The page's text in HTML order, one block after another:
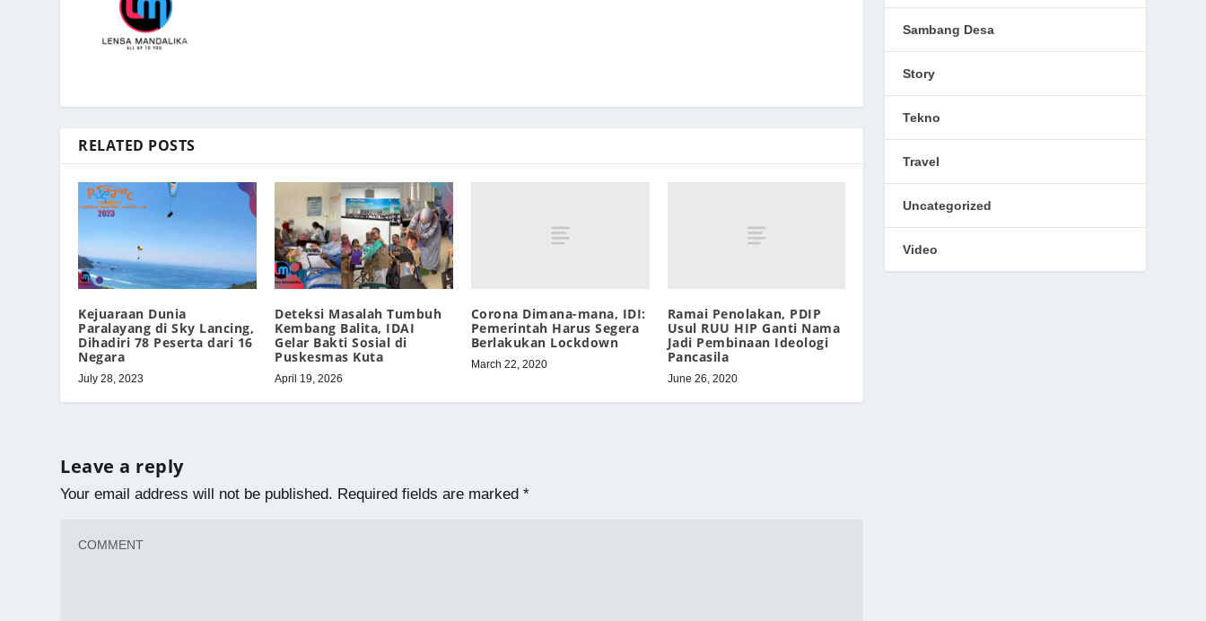
RELATED POSTS
Kejuaraan Dunia
Paralayang di Sky Lancing,
Dihadiri 78 Peserta dari 16
Negara
July 28, 2023
Deteksi Masalah Tumbuh
Kembang Balita, IDAI
Gelar Bakti Sosial di
Puskesmas Kuta
April 19, 2026
Corona Dimana-mana, IDI:
Pemerintah Harus Segera
Berlakukan Lockdown
March 22, 2020
Ramai Penolakan, PDIP
Usul RUU HIP Ganti Nama
Jadi Pembinaan Ideologi
Pancasila
June 26, 2020
Leave a reply
Your email address will not be published. Required fields are marked*
Sambang Desa
Story
Tekno
Travel
Uncategorized
Video